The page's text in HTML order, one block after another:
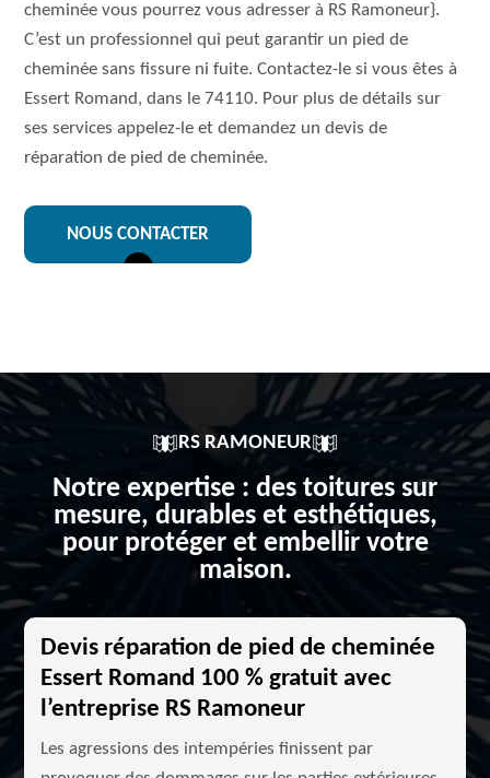
cheminée vous pourrez vous adresser à RS Ramoneur}.
C’est un professionnel qui peut garantir un pied de
cheminée sans fissure ni fuite. Contactez-le si vous êtes à
Essert Romand, dans le 74110. Pour plus de détails sur
ses services appelez-le et demandez un devis de
réparation de pied de cheminée.
NOUS CONTACTER
RS RAMONEUR
Notre expertise : des toitures sur
mesure, durables et esthétiques,
pour protéger et embellir votre
maison.
Devis réparation de pied de cheminée
Essert Romand 100 % gratuit avec
l’entreprise RS Ramoneur
Les agressions des intempéries finissent par